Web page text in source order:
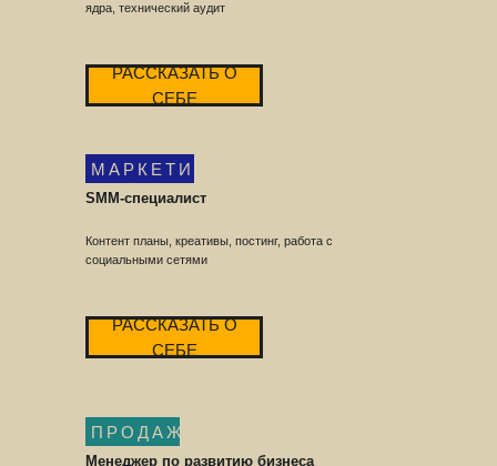
ядра, технический аудит
РАССКАЗАТЬ О
СЕБЕ
SMM-специалист
Контент планы, креативы, постинг, работа с
социальными сетями
РАССКАЗАТЬ О
СЕБЕ
МАРКЕТИНГ
ПРОДАЖИ
Менеджер по развитию бизнеса